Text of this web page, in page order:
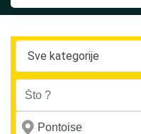
Sve kategorije